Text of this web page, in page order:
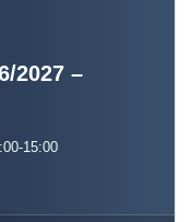
2027 –
15:00